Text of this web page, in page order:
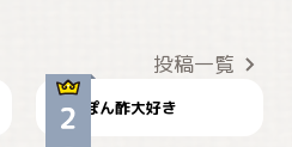
投稿一覧
ぽん酢大好き
🤦‍♀️